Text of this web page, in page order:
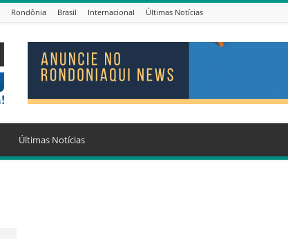
Rondônia Brasil Internacional Últimas Notícias
Últimas Notícias